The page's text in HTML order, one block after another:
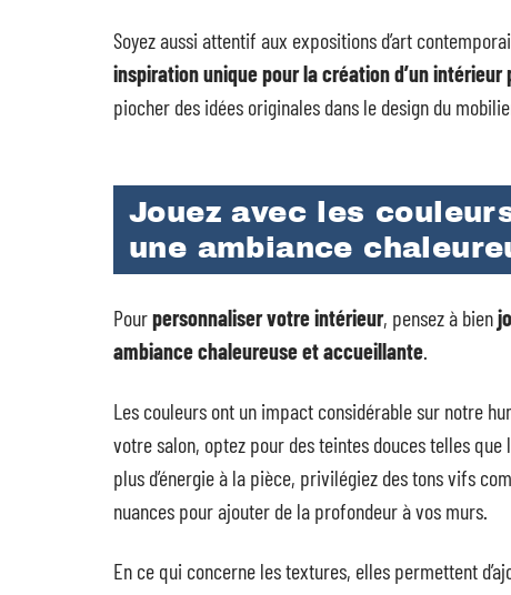
Soyez aussi attentif aux expositions d’art
inspiration unique pour la création d’un intérieur
piocher des idées originales dans le design du
Jouez avec les
une ambiance
Pourpersonnaliser votre intérieur, pensez à bien
ambiance chaleureuse et accueillante.
Les couleurs ont un impact considérable sur notre
votre salon, optez pour des teintes douces telles
plus d’énergie à la pièce, privilégiez des tons vifs
nuances pour ajouter de la profondeur à vos murs.
En ce qui concerne les textures, elles permettent